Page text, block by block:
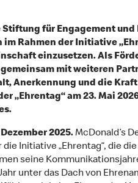
Stiftung für Engagement und
im Rahmen der Initiative
einzusetzen. Als
mit weiteren
Anerkennung und die
„Ehrentag“ am 23. Mai
2025.McDonald’s
Initiative „Ehrentag“, die
seine
unter das Dach von